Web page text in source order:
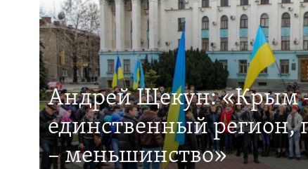
Андрей Щекун: «Крым
единственный регион,
– меньшинство»